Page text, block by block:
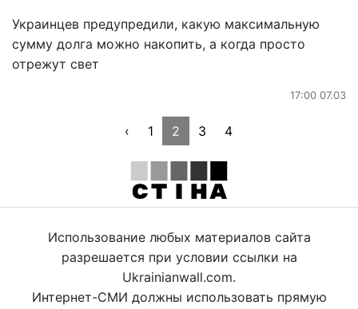
Украинцев предупредили, какую максимальную
сумму долга можно накопить, а когда просто
отрежут свет
17:00 07.03
‹ 1 2 3 4
Использование любых материалов сайта
разрешается при условии ссылки на
Ukrainianwall.com.
Интернет-СМИ должны использовать прямую